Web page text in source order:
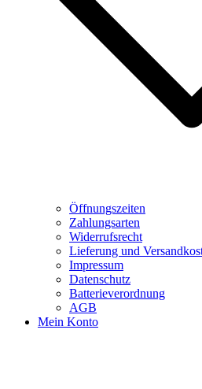
Öffnungszeiten
Zahlungsarten
Widerrufsrecht
Lieferung und
Impressum
Datenschutz
Batterieverordnung
AGB
Mein Konto